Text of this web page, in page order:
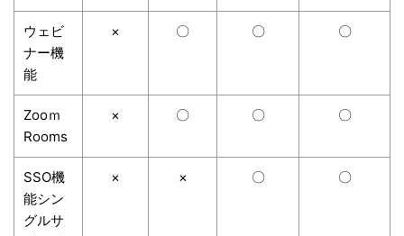
ウェビ
ナー機
能
× 〇 〇 〇
Zooｍ
Rooms
× 〇 〇 〇
SSO機
能シン
グルサ
× × 〇 〇